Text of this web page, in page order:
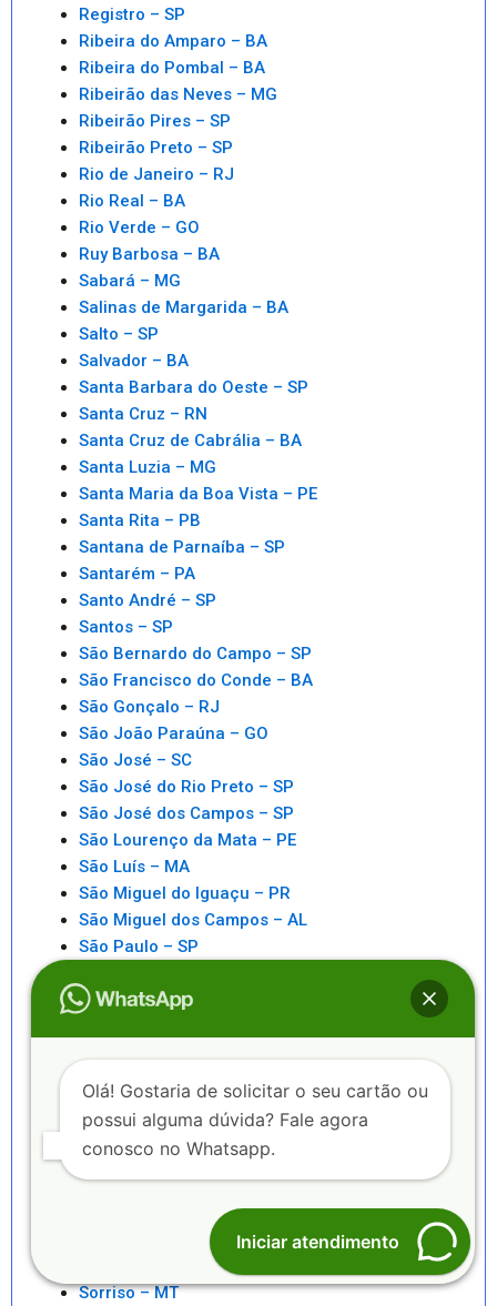
Registro – SP
Ribeira do Amparo – BA
Ribeira do Pombal – BA
Ribeirão das Neves – MG
Ribeirão Pires – SP
Ribeirão Preto – SP
Rio de Janeiro – RJ
Rio Real – BA
Rio Verde – GO
Ruy Barbosa – BA
Sabará – MG
Salinas de Margarida – BA
Salto – SP
Salvador – BA
Santa Barbara do Oeste – SP
Santa Cruz – RN
Santa Cruz de Cabrália – BA
Santa Luzia – MG
Santa Maria da Boa Vista – PE
Santa Rita – PB
Santana de Parnaíba – SP
Santarém – PA
Santo André – SP
Santos – SP
São Bernardo do Campo – SP
São Francisco do Conde – BA
São Gonçalo – RJ
São João Paraúna – GO
São José – SC
São José do Rio Preto – SP
São José dos Campos – SP
São Lourenço da Mata – PE
São Luís – MA
São Miguel do Iguaçu – PR
São Miguel dos Campos – AL
São Paulo – SP
São Sebastiao – SP
Senhor do Bonfim – BA
Serra – ES
Serrinha – BA
Sete Lagoas – MG
Sorriso – MT
Olá! Gostaria de solicitar o seu cartão ou
possui alguma dúvida? Fale agora
conosco no Whatsapp.
Iniciar atendimento